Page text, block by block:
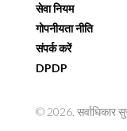
सेवा नियम
गोपनीयता नीति
संपर्क करें
DPDP
© 2026. सर्वाधिकार